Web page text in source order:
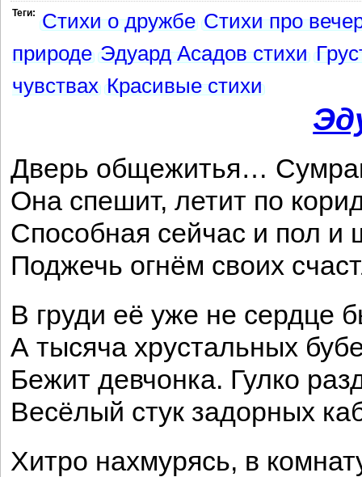
Теги: Стихи о дружбе Стихи про
природе Эдуард Асадов стихи
чувствах Красивые стихи
Дверь общежитья…
Она спешит, летит по
Способная сейчас и пол и
Поджечь огнём своих
В груди её уже не сердце
А тысяча хрустальных
Бежит девчонка. Гулко
Весёлый стук задорных
Хитро нахмурясь, в